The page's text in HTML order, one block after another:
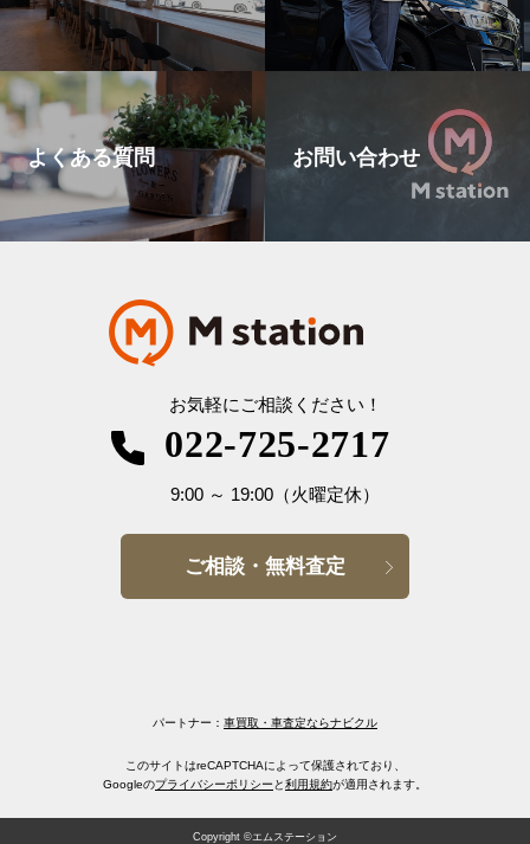
よくある質問 お問い合わせ
お気軽にご相談ください！
022-725-2717
9:00～ 19:00（火曜定休）
ご相談・無料査定
パートナー： 車買取・車査定ならナビクル
このサイトはreCAPTCHAによって保護されており、
Googleのプライバシーポリシー と利用規約が適用されます。
Copyright ©エムステーション